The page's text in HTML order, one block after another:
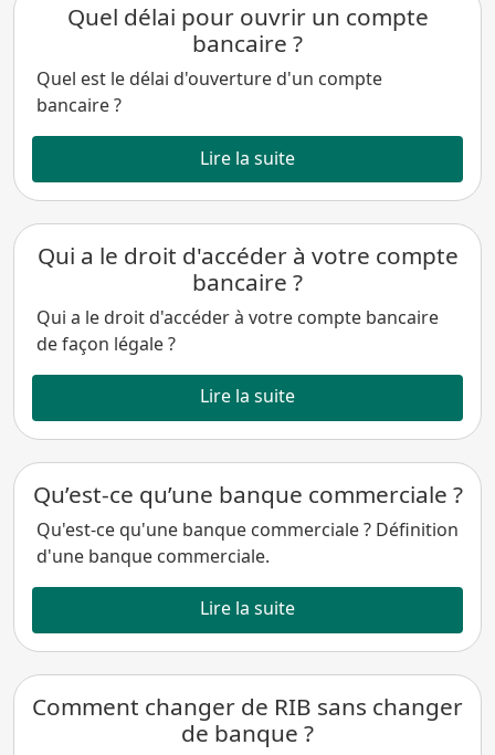
Quel délai pour ouvrir un compte
bancaire ?
Quel est le délai d'ouverture d'un compte
bancaire ?
Lire la suite
Qui a le droit d'accéder à votre compte
bancaire ?
Qui a le droit d'accéder à votre compte bancaire
de façon légale ?
Lire la suite
Qu’est-ce qu’une banque commerciale ?
Qu'est-ce qu'une banque commerciale ? Définition
d'une banque commerciale.
Lire la suite
Comment changer de RIB sans changer
de banque ?